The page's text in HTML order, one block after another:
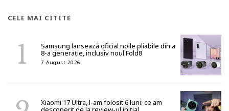
CELE MAI CITITE
Samsung lansează oficial noile pliabile din a
8-a generație, inclusiv noul Fold8
7 August 2026
Xiaomi 17 Ultra, l-am folosit 6 luni: ce am